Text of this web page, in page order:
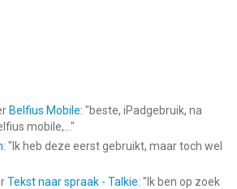
Belfius Mobile: "beste, iPadgebruik, na
mobile,... "
: " Ik heb deze eerst gebruikt, maar toch wel
Tekst naar spraak - Talkie: " Ik ben op zoek